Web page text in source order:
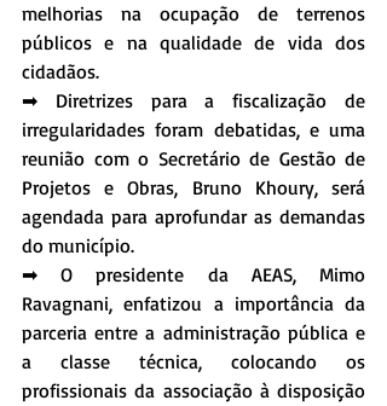
melhorias na ocupação de terrenos
públicos e na qualidade de vida dos
cidadãos.
➡ Diretrizes para a fiscalização de
irregularidades foram debatidas, e uma
reunião com o Secretário de Gestão de
Projetos e Obras, Bruno Khoury, será
agendada para aprofundar as demandas
do município.
➡ O presidente da AEAS, Mimo
Ravagnani, enfatizou a importância da
parceria entre a administração pública e
a classe técnica, colocando os
profissionais da associação à disposição